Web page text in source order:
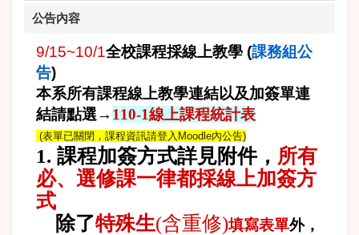
公告內容
9/15~10/1全校課程採線上教學 (課務組公
告)
本系所有課程線上教學連結以及加簽單連
結請點選→ 110-1線上課程統計表
(表單已關閉，課程資訊請登入Moodle內公告)
1. 課程加簽方式詳見附件， 所有
必、選修課一律都採線上加簽方
式
除了特殊生(含重修)填寫表單外，